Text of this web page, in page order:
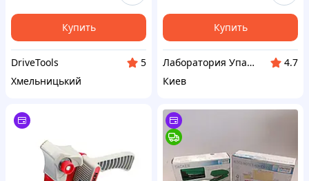
Купить
DriveTools
5
Хмельницький
Купить
Лаборатория Упаковки
4.7
Киев